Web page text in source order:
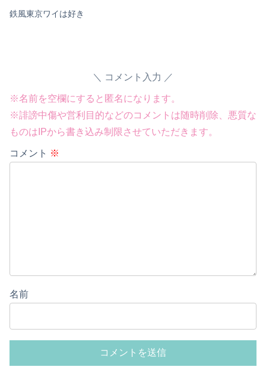
鉄風東京ワイは好き
コメント入力
※名前を空欄にすると匿名になります。
※誹謗中傷や営利目的などのコメントは随時削除、悪質な
ものはIPから書き込み制限させていただきます。
コメント ※
名前